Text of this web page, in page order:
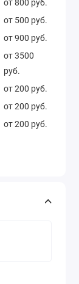
от 800 руб.
от 500 руб.
от 900 руб.
от 3500
руб.
от 200 руб.
от 200 руб.
от 200 руб.